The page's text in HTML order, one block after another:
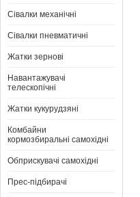
Сівалки механічні
Сівалки пневматичні
Жатки зернові
Навантажувачі
телескопічні
Жатки кукурудзяні
Комбайни
кормозбиральні самохідні
Обприскувачі самохідні
Прес-підбирачі